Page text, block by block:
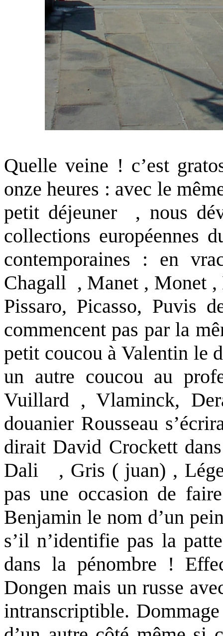
Quelle veine ! c’est
onze heures : avec le
petit déjeuner , nous
collections européennes
contemporaines : en
Chagall , Manet , Monet
Pissaro, Picasso, Puvis
commencent pas par la
petit coucou à Valentin le
un autre coucou au
Vuillard , Vlaminck,
douanier Rousseau
dirait David Crockett
Dali , Gris ( juan) ,
pas une occasion de
Benjamin le nom d’un
s’il n’identifie pas la
dans la pénombre !
Dongen mais un russe
intranscriptible.